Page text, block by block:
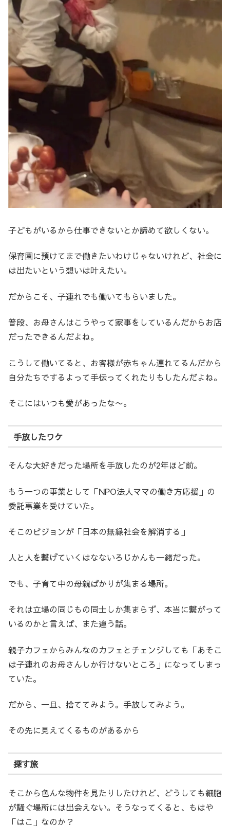
子どもがいるから仕事できないとか諦めて欲しくない。
保育園に預けてまで働きたいわけじゃないけれど、社会に
は出たいという想いは叶えたい。
だからこそ、子連れでも働いてもらいました。
普段、お母さんはこうやって家事をしているんだからお店
だったできるんだよね。
こうして働いてると、お客様が赤ちゃん連れてるんだから
自分たちでするよって手伝ってくれたりもしたんだよね。
そこにはいつも愛があったな〜。
手放したワケ
そんな大好きだった場所を手放したのが2年ほど前。
もう一つの事業として「NPO法人ママの働き方応援」の
委託事業を受けていた。
そこのビジョンが「日本の無縁社会を解消する」
人と人を繋げていくはなないろじかんも一緒だった。
でも、子育て中の母親ばかりが集まる場所。
それは立場の同じもの同士しか集まらず、本当に繋がって
いるのかと言えば、また違う話。
親子カフェからみんなのカフェとチェンジしても「あそこ
は子連れのお母さんしか行けないところ」になってしまっ
ていた。
だから、一旦、捨ててみよう。手放してみよう。
その先に見えてくるものがあるから
探す旅
そこから色んな物件を見たりしたけれど、どうしても細胞
が騒ぐ場所には出会えない。そうなってくると、もはや
「はこ」なのか？